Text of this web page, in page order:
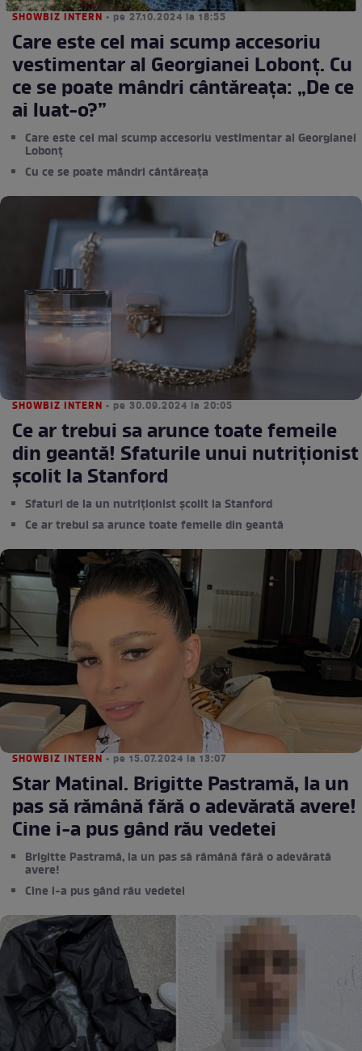
SHOWBIZ INTERN • pe 27.10.2024 la 18:55
Care este cel mai scump accesoriu
vestimentar al Georgianei Lobonț. Cu
ce se poate mândri cântăreața: „De ce
ai luat-o?”
Care este cel mai scump accesoriu vestimentar al Georgianei
Lobonț
Cu ce se poate mândri cântăreața
SHOWBIZ INTERN • pe 30.09.2024 la 20:05
Ce ar trebui sa arunce toate femeile
din geantă! Sfaturile unui nutriționist
școlit la Stanford
Sfaturi de la un nutriționist școlit la Stanford
Ce ar trebui sa arunce toate femeile din geantă
SHOWBIZ INTERN • pe 15.07.2024 la 13:07
Star Matinal. Brigitte Pastramă, la un
pas să rămână fără o adevărată avere!
Cine i-a pus gând rău vedetei
Brigitte Pastramă, la un pas să rămână fără o adevărată
avere!
Cine i-a pus gând rău vedetei